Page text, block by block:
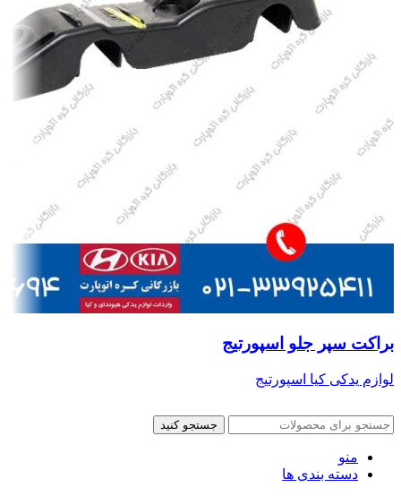
براکت سپر جلو اسپورتیج
لوازم یدکی کیا اسپورتیج
جستجو کنید
منو
دسته بندی ها